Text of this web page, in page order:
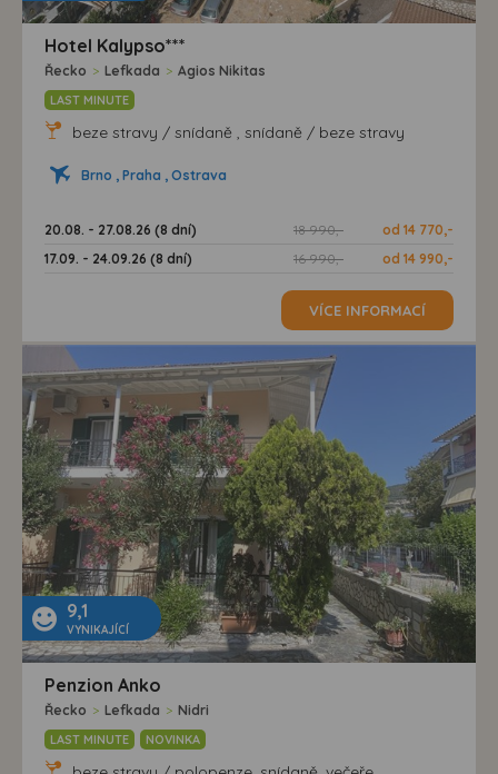
Hotel Kalypso***
Řecko > Lefkada > Agios Nikitas
LAST MINUTE
beze stravy / snídaně , snídaně / beze stravy
Brno , Praha , Ostrava
20.08. - 27.08.26 (8 dní) 18 990,-
od 14 770,-
17.09. - 24.09.26 (8 dní)
16 990,- od 14 990,-
VÍCE INFORMACÍ
9,1
VYNIKAJÍCÍ
Penzion Anko
Řecko > Lefkada > Nidri
LAST MINUTE NOVINKA